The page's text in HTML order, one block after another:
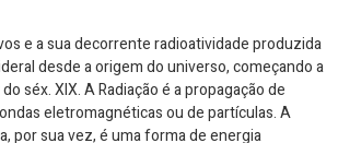
e a sua decorrente radioatividade produzida
desde a origem do universo, começando a
séx. XIX. A Radiaçãoé a propagação de
eletromagnéticas ou de partículas. A
por sua vez, é uma forma de energia